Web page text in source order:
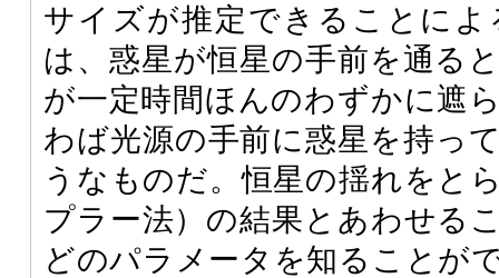
サイズが推定できることに
は、惑星が恒星の手前を通る
が一定時間ほんのわずかに遮
わば光源の手前に惑星を持っ
うなものだ。恒星の揺れをと
プラー法）の結果とあわせる
どのパラメータを知ることが